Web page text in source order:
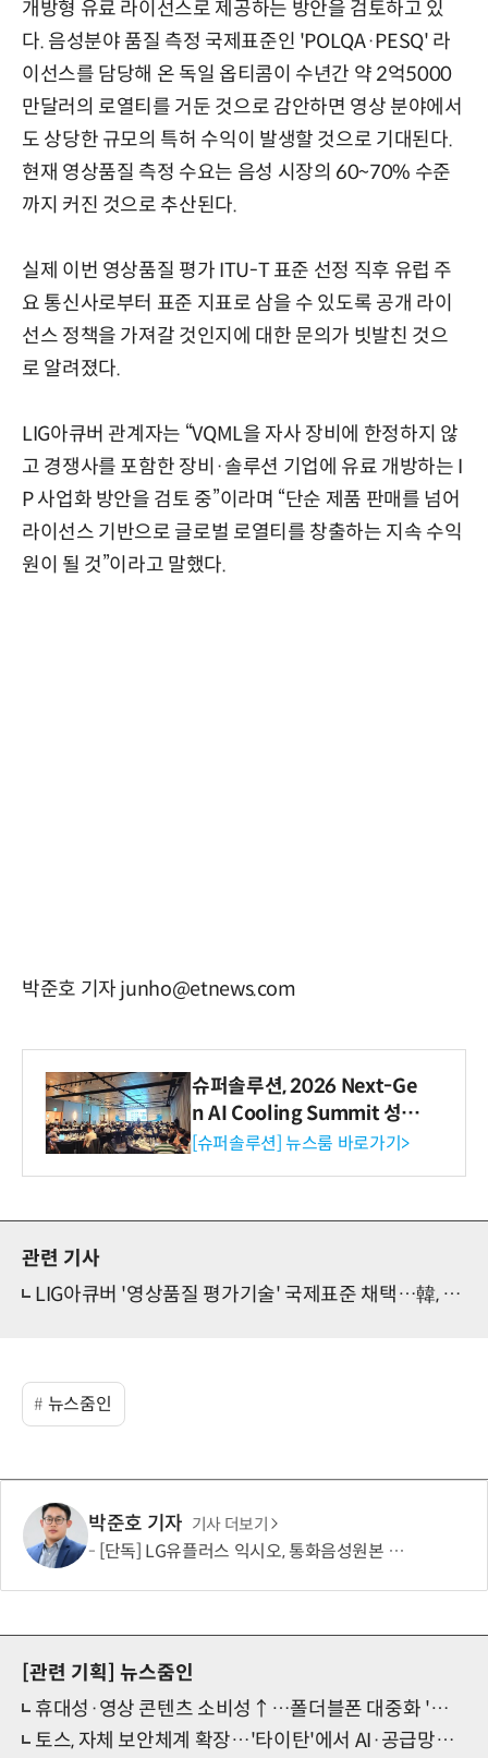
개방형 유료 라이선스로 제공하는 방안을 검토하고 있
다. 음성분야 품질 측정 국제표준인 'POLQA·PESQ' 라
이선스를 담당해 온 독일 옵티콤이 수년간 약 2억5000
만달러의 로열티를 거둔 것으로 감안하면 영상 분야에서
도 상당한 규모의 특허 수익이 발생할 것으로 기대된다.
현재 영상품질 측정 수요는 음성 시장의 60~70% 수준
까지 커진 것으로 추산된다.
실제 이번 영상품질 평가 ITU-T 표준 선정 직후 유럽 주
요 통신사로부터 표준 지표로 삼을 수 있도록 공개 라이
선스 정책을 가져갈 것인지에 대한 문의가 빗발친 것으
로 알려졌다.
LIG아큐버 관계자는 “VQML을 자사 장비에 한정하지 않
고 경쟁사를 포함한 장비·솔루션 기업에 유료 개방하는 I
P 사업화 방안을 검토 중”이라며 “단순 제품 판매를 넘어
라이선스 기반으로 글로벌 로열티를 창출하는 지속 수익
원이 될 것”이라고 말했다.
박준호 기자 junho@etnews.com
슈퍼솔루션, 2026 Next-Ge
n AI Cooling Summit 성황
리 성료
[슈퍼솔루션] 뉴스룸 바로가기>
관련 기사
LIG아큐버 '영상품질 평가기술' 국제표준 채택…韓, 세계 시장 선도 기반 마련
뉴스줌인
박준호 기자 기사 더보기
[단독] LG유플러스 익시오, 통화음성원본 제한적 수집…보이스피싱 탐지 고도화 활용
[관련 기획] 뉴스줌인
휴대성·영상 콘텐츠 소비성↑…폴더블폰 대중화 '성큼'
토스, 자체 보안체계 확장…'타이탄'에서 AI·공급망까지